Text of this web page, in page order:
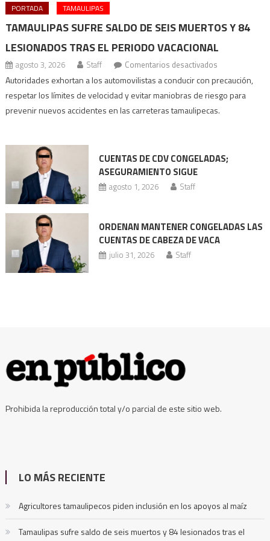
PORTADA TAMAULIPAS
TAMAULIPAS SUFRE SALDO DE SEIS MUERTOS Y 84
LESIONADOS TRAS EL PERIODO VACACIONAL
agosto 3, 2026 Staff Comentarios desactivadosen
Tamaulipas
sufre
y
periodo
vacacional
Autoridades exhortan a los automovilistas a conducir con precaución,
respetar los límites de velocidad y evitar maniobras de riesgo para
prevenir nuevos accidentes en las carreteras tamaulipecas.
CUENTAS DE CDV CONGELADAS;
ASEGURAMIENTO SIGUE
agosto 1, 2026 Staff
ORDENAN MANTENER CONGELADAS LAS
CUENTAS DE CABEZA DE VACA
julio 31, 2026 Staff
Prohibida la reproducción total y/o parcial de este sitio web.
LO MÁS RECIENTE
Agricultores tamaulipecos piden inclusión en los apoyos al maíz
Tamaulipas sufre saldo de seis muertos y 84 lesionados tras el